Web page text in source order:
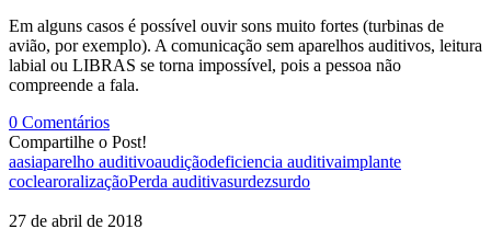
Em alguns casos é possível ouvir sons muito fortes (turbinas de
avião, por exemplo). A comunicação sem aparelhos auditivos, leitura
labial ou LIBRAS se torna impossível, pois a pessoa não
compreende a fala.
0 Comentários
Compartilhe o Post!
aasiaparelho auditivoaudiçãodeficiencia auditivaimplante
coclearoralizaçãoPerda auditivasurdezsurdo
27 de abril de 2018